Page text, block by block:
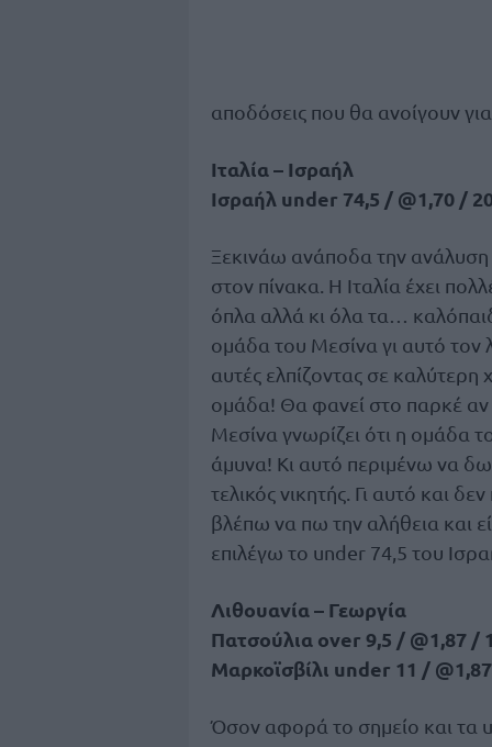
αποδόσεις που θα ανοίγουν για
Ιταλία – Ισραήλ
Ισραήλ under 74,5 / @1,70 /
Ξεκινάω ανάποδα την ανάλυση
στον πίνακα. Η Ιταλία έχει
όπλα αλλά κι όλα τα…
ομάδα του Μεσίνα γι αυτό τον
αυτές ελπίζοντας σε
ομάδα! Θα φανεί στο παρκέ αν
Μεσίνα γνωρίζει ότι η ομάδα
άμυνα! Κι αυτό περιμένω να
τελικός νικητής. Γι αυτό και
βλέπω να πω την αλήθεια και
επιλέγω το under 74,5 του
Λιθουανία – Γεωργία
Πατσούλια over 9,5 / @1,87 /
Μαρκοϊσβίλι under 11 /
Όσον αφορά το σημείο και τα